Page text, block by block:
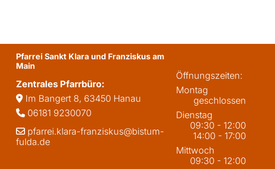
Pfarrei Sankt Klara und Franziskus am
Main
Zentrales Pfarrbüro:
 Im Bangert 8, 63450 Hanau
 06181 9230070
 pfarrei.klara-franziskus@bistum-
fulda.de
Öffnungszeiten:
Montag
geschlossen
Dienstag
09:30 - 12:00
14:00 - 17:00
Mittwoch
09:30 - 12:00